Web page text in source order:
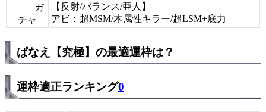
ガ
チャ
【反射/バランス/亜人】
アビ：超MSM/木属性キラー/超LSM+底力
ぱなえ【究極】の最適運枠は？
運枠適正ランキング0